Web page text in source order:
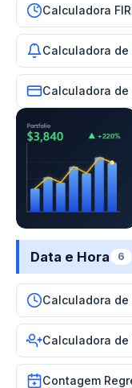
Calculadora
Calculadora
Calculadora de
Data e Hora 6
Calculadora de
Calculadora
Contagem